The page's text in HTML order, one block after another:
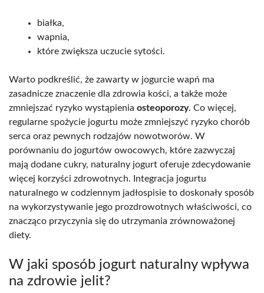
białka,
wapnia,
które zwiększa uczucie sytości.
Warto podkreślić, że zawarty w jogurcie wapń ma
zasadnicze znaczenie dla zdrowia kości, a także może
zmniejszać ryzyko wystąpienia osteoporozy. Co więcej,
regularne spożycie jogurtu może zmniejszyć ryzyko chorób
serca oraz pewnych rodzajów nowotworów. W
porównaniu do jogurtów owocowych, które zazwyczaj
mają dodane cukry, naturalny jogurt oferuje zdecydowanie
więcej korzyści zdrowotnych. Integracja jogurtu
naturalnego w codziennym jadłospisie to doskonały sposób
na wykorzystywanie jego prozdrowotnych właściwości, co
znacząco przyczynia się do utrzymania zrównoważonej
diety.
W jaki sposób jogurt naturalny wpływa
na zdrowie jelit?